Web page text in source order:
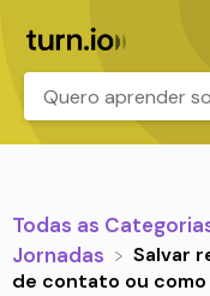
Todas as
​Jornadas
Salvar
de contato ou
.